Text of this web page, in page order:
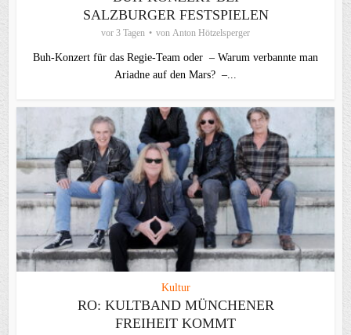
SALZBURGER FESTSPIELEN
vor 3 Tagen von Anton Hötzelsperger
Buh-Konzert für das Regie-Team oder – Warum verbannte man
Ariadne auf den Mars? –...
Kultur
RO: KULTBAND MÜNCHENER
FREIHEIT KOMMT